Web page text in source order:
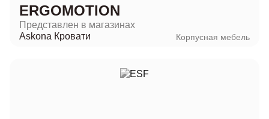
ERGOMOTION
Представлен в магазинах
Askona Кровати
Корпусная мебель